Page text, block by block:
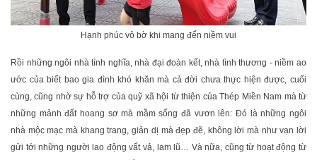
Hạnh phúc vô bờ khi mang đến niềm vui
Rồi những ngôi nhà tình nghĩa, nhà đại đoàn kết, nhà tình thương - niềm ao
ước của biết bao gia đình khó khăn mà cả đời chưa thực hiện được, cuối
cùng, cũng nhờ sự hỗ trợ của quỹ xã hội từ thiện của Thép Miền Nam mà từ
những mảnh đất hoang sơ mà mầm sống đã vươn lên: Đó là những ngôi
nhà mộc mạc mà khang trang, giản dị mà đẹp đẽ, không lời mà như vạn lời
gửi tới những người lao động vất vả, lam lũ… Và nữa, cũng từ hoạt động từ